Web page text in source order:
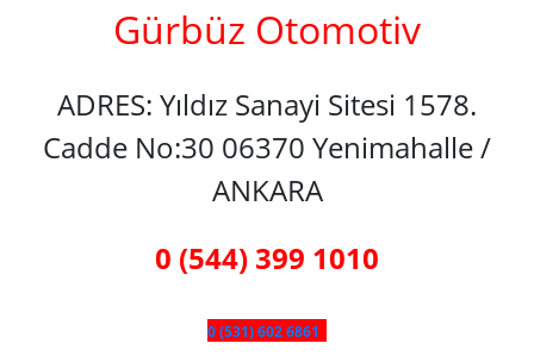
Gürbüz Otomotiv
ADRES: Yıldız Sanayi Sitesi 1578.
Cadde No:30 06370 Yenimahalle /
ANKARA
0 (544) 399 1010
0 (531) 602 6861